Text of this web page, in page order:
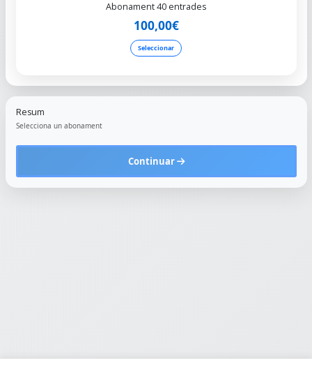
Abonament 40 entrades
100,00€
Seleccionar
Resum
Selecciona un abonament
Continuar